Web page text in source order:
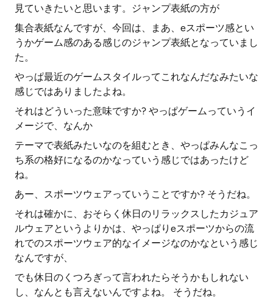
見ていきたいと思います。ジャンプ表紙の方が
集合表紙なんですが、今回は、まあ、eスポーツ感とい
うかゲーム感のある感じのジャンプ表紙となっていまし
た。
やっぱ最近のゲームスタイルってこれなんだなみたいな
感じではありましたよね。
それはどういった意味ですか? やっぱゲームっていうイ
メージで、なんか
テーマで表紙みたいなのを組むとき、やっぱみんなこっ
ち系の格好になるのかなっていう感じではあったけど
ね。
あー、スポーツウェアっていうことですか? そうだね。
それは確かに、おそらく休日のリラックスしたカジュア
ルウェアというよりかは、やっぱりeスポーツからの流
れでのスポーツウェア的なイメージなのかなという感じ
なんですが、
でも休日のくつろぎって言われたらそうかもしれない
し、なんとも言えないんですよね。 そうだね。